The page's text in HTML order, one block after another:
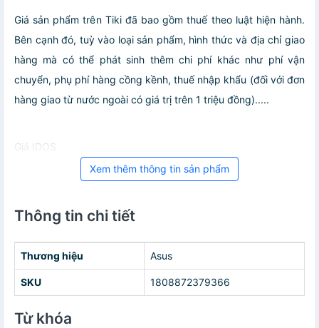
Giá sản phẩm trên Tiki đã bao gồm thuế theo luật hiện hành.
Bên cạnh đó, tuỳ vào loại sản phẩm, hình thức và địa chỉ giao
hàng mà có thể phát sinh thêm chi phí khác như phí vận
chuyển, phụ phí hàng cồng kềnh, thuế nhập khẩu (đối với đơn
hàng giao từ nước ngoài có giá trị trên 1 triệu đồng).....
Giá IDOS
Xem thêm thông tin sản phẩm
Thông tin chi tiết
Thương hiệu Asus
SKU 1808872379366
Từ khóa